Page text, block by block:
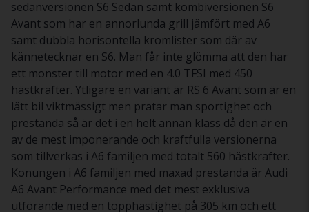
sedanversionen S6 Sedan samt kombiversionen S6
Avant som har en annorlunda grill jämfört med A6
samt dubbla horisontella kromlister som där av
kännetecknar en S6. Man får inte glömma att den har
ett monster till motor med en 4.0 TFSI med 450
hästkrafter. Ytligare en variant är RS 6 Avant som är en
lätt bil viktmässigt men pratar man sportighet och
prestanda så är det i en helt annan klass då den är en
av de mest imponerande och kraftfulla versionerna
som tillverkas i A6 familjen med totalt 560 hästkrafter.
Konungen i A6 familjen med maxad prestanda är Audi
A6 Avant Performance med det mest exklusiva
utförande med en topphastighet på 305 km och ett